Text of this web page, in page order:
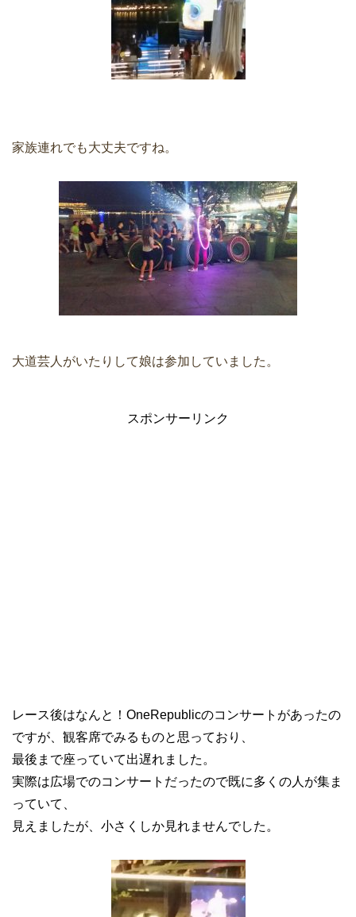
家族連れでも大丈夫ですね。
大道芸人がいたりして娘は参加していました。
スポンサーリンク
レース後はなんと！OneRepublicのコンサートがあったの
ですが、観客席でみるものと思っており、
最後まで座っていて出遅れました。
実際は広場でのコンサートだったので既に多くの人が集ま
っていて、
見えましたが、小さくしか見れませんでした。